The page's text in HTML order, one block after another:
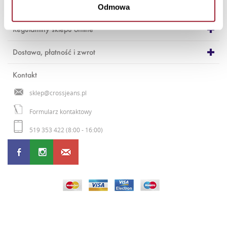
Odmowa
Regulaminy sklepu online
Dostawa, płatność i zwrot
Kontakt
sklep@crossjeans.pl
Formularz kontaktowy
519 353 422 (8:00 - 16:00)